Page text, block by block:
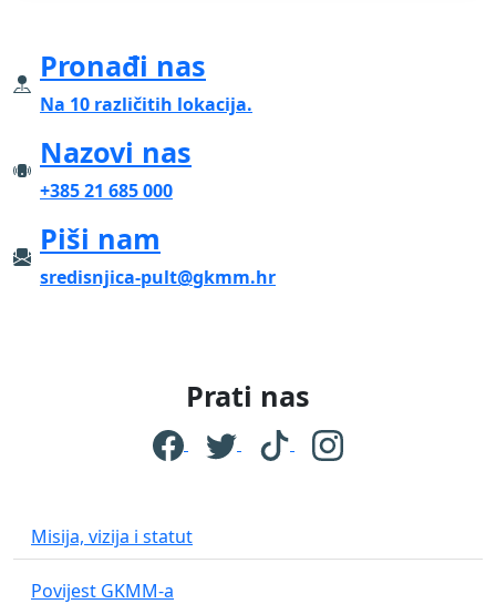
Pronađi nas
Na 10 različitih lokacija.
Nazovi nas
+385 21 685 000
Piši nam
sredisnjica-pult@gkmm.hr
Prati nas
Misija, vizija i statut
Povijest GKMM-a